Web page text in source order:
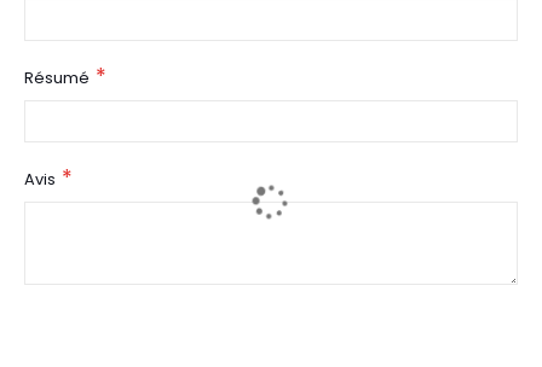
Résumé
Avis